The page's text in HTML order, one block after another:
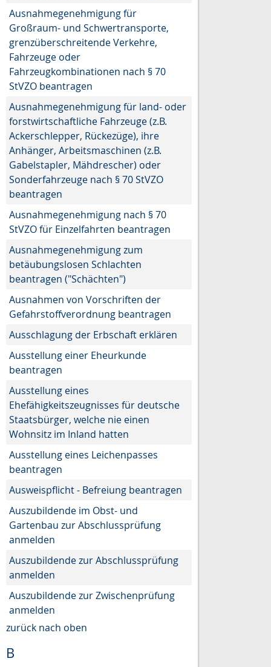
Ausnahmegenehmigung für
Großraum- und Schwertransporte,
grenzüberschreitende Verkehre,
Fahrzeuge oder
Fahrzeugkombinationen nach § 70
StVZO beantragen
Ausnahmegenehmigung für land- oder
forstwirtschaftliche Fahrzeuge (z.B.
Ackerschlepper, Rückezüge), ihre
Anhänger, Arbeitsmaschinen (z.B.
Gabelstapler, Mähdrescher) oder
Sonderfahrzeuge nach § 70 StVZO
beantragen
Ausnahmegenehmigung nach § 70
StVZO für Einzelfahrten beantragen
Ausnahmegenehmigung zum
betäubungslosen Schlachten
beantragen ("Schächten")
Ausnahmen von Vorschriften der
Gefahrstoffverordnung beantragen
Ausschlagung der Erbschaft erklären
Ausstellung einer Eheurkunde
beantragen
Ausstellung eines
Ehefähigkeitszeugnisses für deutsche
Staatsbürger, welche nie einen
Wohnsitz im Inland hatten
Ausstellung eines Leichenpasses
beantragen
Ausweispflicht - Befreiung beantragen
Auszubildende im Obst- und
Gartenbau zur Abschlussprüfung
anmelden
Auszubildende zur Abschlussprüfung
anmelden
Auszubildende zur Zwischenprüfung
anmelden
zurück nach oben
B